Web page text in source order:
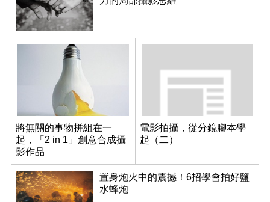
將無關的事物拼組在一
起，「2 in 1」創意合成攝
影作品
電影拍攝，從分鏡腳本學
起（二）
置身炮火中的震撼！6招學會拍好鹽
水蜂炮